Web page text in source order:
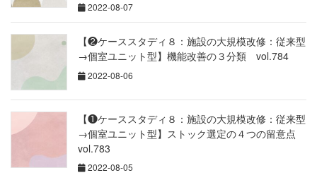
2022-08-07
【❷ケーススタディ８：施設の大規模改修：従来型
→個室ユニット型】機能改善の３分類 vol.784
2022-08-06
【❶ケーススタディ８：施設の大規模改修：従来型
→個室ユニット型】ストック選定の４つの留意点
vol.783
2022-08-05